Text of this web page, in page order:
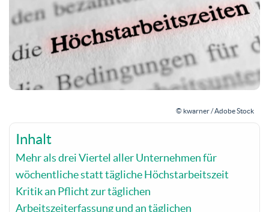
© kwarner / Adobe Stock
Inhalt
Mehr als drei Viertel aller Unternehmen für
wöchentliche statt tägliche Höchstarbeitszeit
Kritik an Pflicht zur täglichen
Arbeitszeiterfassung und an täglichen